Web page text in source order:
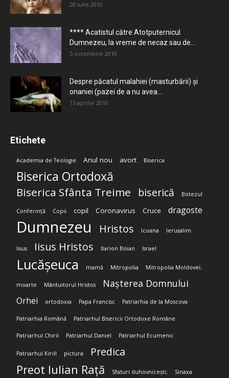
28 iulie 2010
**** Acatistul către Atotputernicul
Dumnezeu, la vreme de necaz sau de...
5 octombrie 2010
Despre păcatul malahiei (masturbării) şi
onaniei (pazei de a nu avea...
15 aprilie 2010
Etichete
Academia de Teologie Anul nou avort Biserica
Biserica Ortodoxă
Biserica Sfânta Treime biserică Botezul
Conferință Copii copil Coronavirus Cruce dragoste
Dumnezeu Hristos Icoana Ierusalim
Iisus Iisus Hristos Ilarion Boian Israel
Lucășeuca mamă Mitropolia Mitropolia Moldovei;
moarte Mântuitorul Hristos Nașterea Domnului
Orhei ortodoxia Papa Francisc Patriarhia de la Moscova
Patriarhia Română Patriarhul Bisericii Ortodoxe Române
Patriarhul Chiril Patriarhul Daniel Patriarhul Ecumenic
Patriarhul Kirill pictura Predica
Preot Iulian Rață Sfaturi duhovnicești; Sinaxa